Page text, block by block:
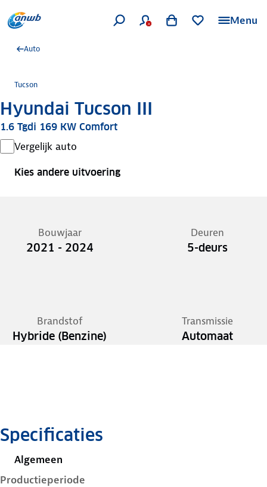
Menu
Auto
Tucson
Hyundai Tucson III
1.6 Tgdi 169 KW Comfort
Vergelijk auto
Kies andere uitvoering
Bouwjaar
2021 - 2024
Deuren
5-deurs
Brandstof
Hybride (Benzine)
Transmissie
Automaat
Specificaties
Algemeen
Productieperiode